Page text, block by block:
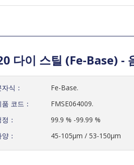
다이 스틸 (Fe-Base) -
자식：
Fe-Base.
코드：
FMSE064009.
：
99.9 % -99.99 %
：
45-105μm / 53-150μm